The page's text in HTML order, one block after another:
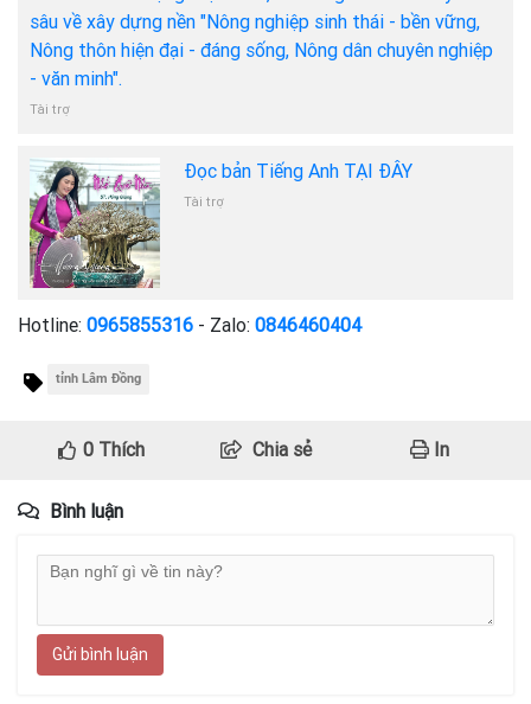
sâu về xây dựng nền "Nông nghiệp sinh thái - bền vững,
Nông thôn hiện đại - đáng sống, Nông dân chuyên nghiệp
- văn minh".
Tài trợ
Đọc bản Tiếng Anh TẠI ĐÂY
Tài trợ
Hotline: 0965855316 - Zalo: 0846460404
tỉnh Lâm Đồng
0Thích Chia sẻ In
Bình luận
Gửi bình luận